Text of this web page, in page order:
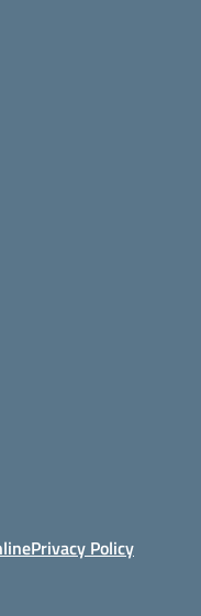
Privacy Policy